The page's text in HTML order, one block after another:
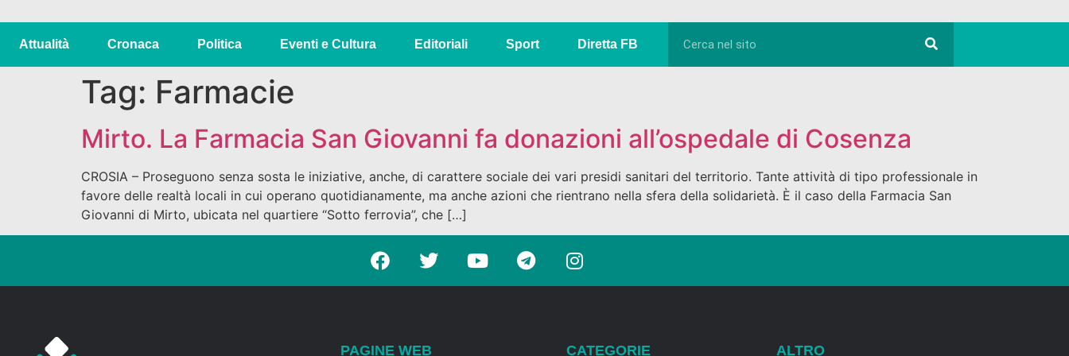
Attualità Cronaca Politica Eventi e Cultura Editoriali Sport Diretta FB
Tag: Farmacie
Mirto. La Farmacia San Giovanni fa donazioni all’ospedale di Cosenza
CROSIA – Proseguono senza sosta le iniziative, anche, di carattere sociale dei vari presidi sanitari del territorio. Tante attività di tipo professionale in
favore delle realtà locali in cui operano quotidianamente, ma anche azioni che rientrano nella sfera della solidarietà. È il caso della Farmacia San
Giovanni di Mirto, ubicata nel quartiere “Sotto ferrovia”, che […]
PAGINE WEB CATEGORIE ALTRO